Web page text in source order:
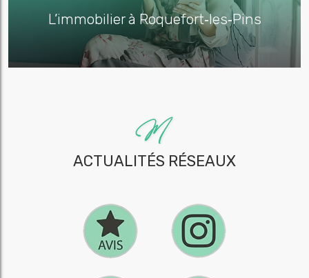
L’immobilier à Roquefort‑les‑Pins
ACTUALITÉS RÉSEAUX